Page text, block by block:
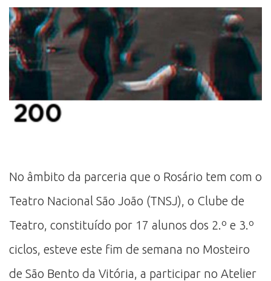
No âmbito da parceria que o Rosário tem com o
Teatro Nacional São João (TNSJ), o Clube de
Teatro, constituído por 17 alunos dos 2.º e 3.º
ciclos, esteve este fim de semana no Mosteiro
de São Bento da Vitória, a participar no Atelier